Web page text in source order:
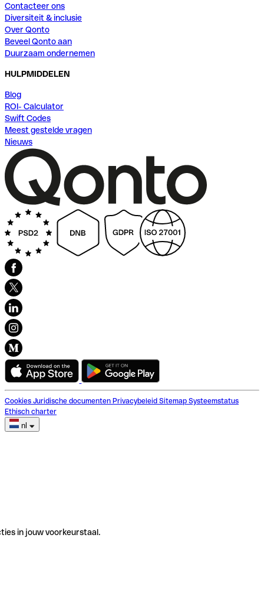
Contacteer ons
Diversiteit & inclusie
Over Qonto
Beveel Qonto aan
Duurzaam ondernemen
HULPMIDDELEN
Blog
ROI- Calculator
Swift Codes
Meest gestelde vragen
Nieuws
Cookies Juridische documenten Privacybeleid Sitemap Systeemstatus
Ethisch charter
nl
in jouw voorkeurstaal.